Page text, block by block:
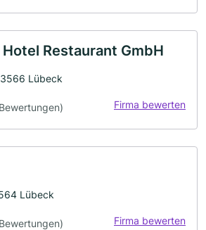
Restaurant GmbH
Lübeck
Firma bewerten
Lübeck
Firma bewerten